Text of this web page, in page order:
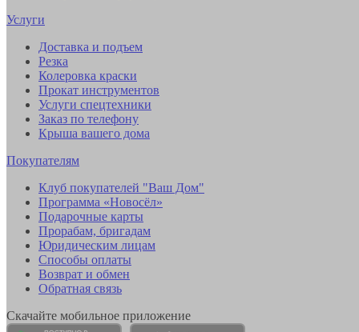
Услуги
Доставка и подъем
Резка
Колеровка краски
Прокат инструментов
Услуги спецтехники
Заказ по телефону
Крыша вашего дома
Покупателям
Клуб покупателей "Ваш Дом"
Программа «Новосёл»
Подарочные карты
Прорабам, бригадам
Юридическим лицам
Способы оплаты
Возврат и обмен
Обратная связь
Скачайте мобильное приложение